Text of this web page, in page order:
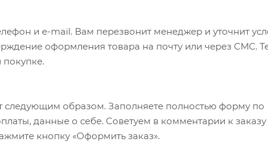
и e-mail. Вам перезвонит менеджер и уточнит
оформления товара на почту или через СМС.
покупке.
образом. Заполняете полностью форму по
данные о себе. Советуем в комментарии к заказу
кнопку «Оформить заказ».